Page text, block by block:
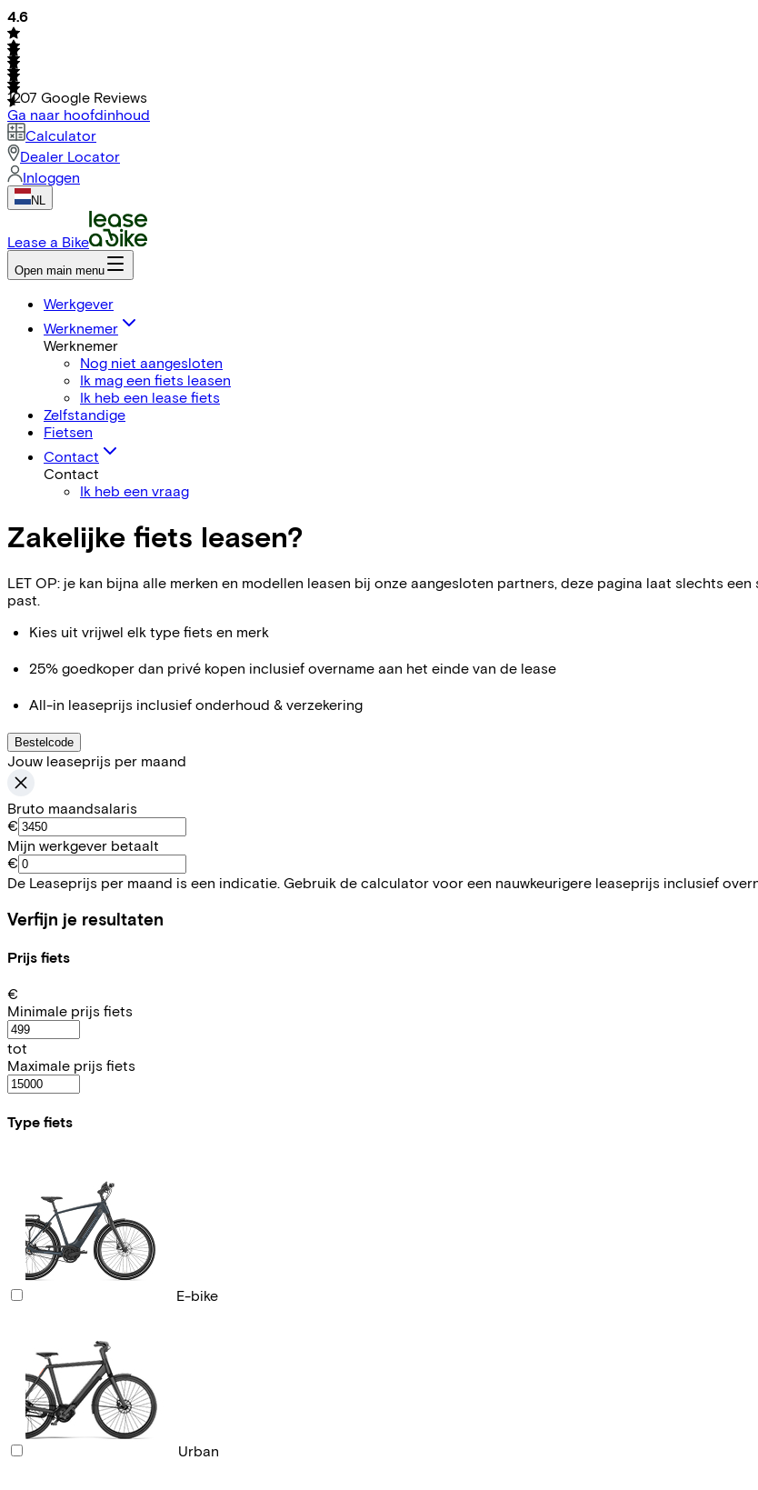
4.6
1207 Google Reviews
Ga naar hoofdinhoud
Calculator
Dealer Locator
Inloggen
NL
Lease a Bike
Open main menu
Werkgever
Werknemer
Werknemer
Nog niet aangesloten
Ik mag een fiets leasen
Ik heb een lease fiets
Zelfstandige
Fietsen
Contact
Contact
Ik heb een vraag
Zakelijke fiets leasen?
LET OP: je kan bijna alle merken en modellen leasen bij onze aangesloten partners, deze pagina laat slechts
past.
Kies uit vrijwel elk type fiets en merk
25% goedkoper dan privé kopen inclusief overname aan het einde van de lease
All-in leaseprijs inclusief onderhoud & verzekering
Bestelcode
Jouw leaseprijs per maand
Bruto maandsalaris
€
Mijn werkgever betaalt
€
De Leaseprijs per maand is een indicatie. Gebruik de calculator voor een nauwkeurigere leaseprijs inclusief
Verfijn je resultaten
Prijs fiets
€
Minimale prijs fiets
tot
Maximale prijs fiets
Type fiets
E-bike
Urban